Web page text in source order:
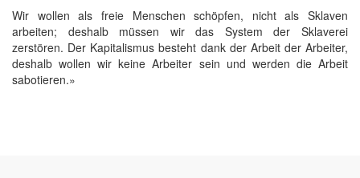
Wir wollen als freie Menschen schöpfen, nicht als Sklaven
arbeiten; deshalb müssen wir das System der Sklaverei
zerstören. Der Kapitalismus besteht dank der Arbeit der Arbeiter,
deshalb wollen wir keine Arbeiter sein und werden die Arbeit
sabotieren.»